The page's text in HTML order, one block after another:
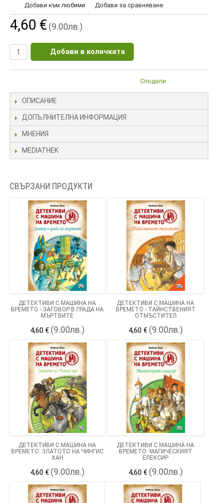
Добави към любими Добави за сравняване
4,60 € (9.00лв.)
Добави в количката
Сподели
ОПИСАНИЕ
ДОПЪЛНИТЕЛНА ИНФОРМАЦИЯ
МНЕНИЯ
MEDIATHEK
СВЪРЗАНИ ПРОДУКТИ
ДЕТЕКТИВИ С МАШИНА НА
ВРЕМЕТО - ЗАГОВОР В ГРАДА НА
МЪРТВИТЕ
4,60 € (9.00лв.)
ДЕТЕКТИВИ С МАШИНА НА
ВРЕМЕТО - ТАЙНСТВЕНИЯТ
ОТМЪСТИТЕЛ
4,60 € (9.00лв.)
ДЕТЕКТИВИ С МАШИНА НА
ВРЕМЕТО: ЗЛАТОТО НА ЧИНГИС
ХАН
4,60 € (9.00лв.)
ДЕТЕКТИВИ С МАШИНА НА
ВРЕМЕТО: МАГИЧЕСКИЯТ
ЕЛЕКСИР
4,60 € (9.00лв.)